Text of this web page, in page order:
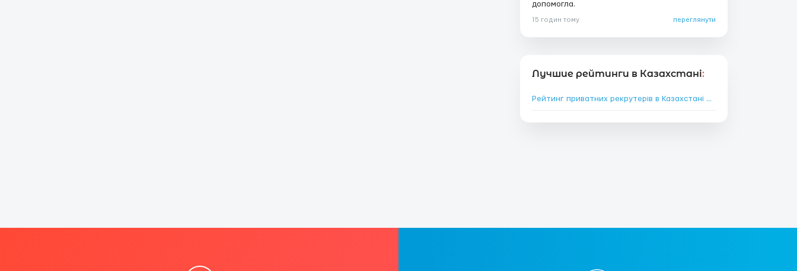
допомогла.
15 годин тому переглянути
Лучшие рейтинги в Казахстані:
Рейтинг приватних рекрутерів в Казахстані→